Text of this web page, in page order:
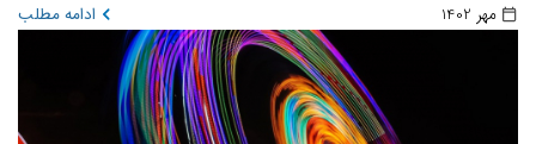
مهر 1402 ادامه مطلب